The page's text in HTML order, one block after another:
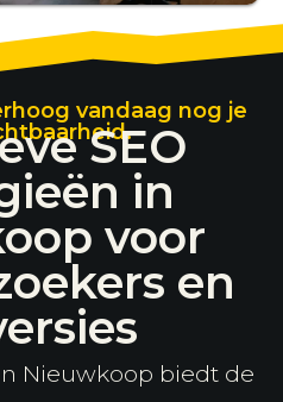
vandaag nog je
SEO
in
voor
en
Nieuwkoop biedt de